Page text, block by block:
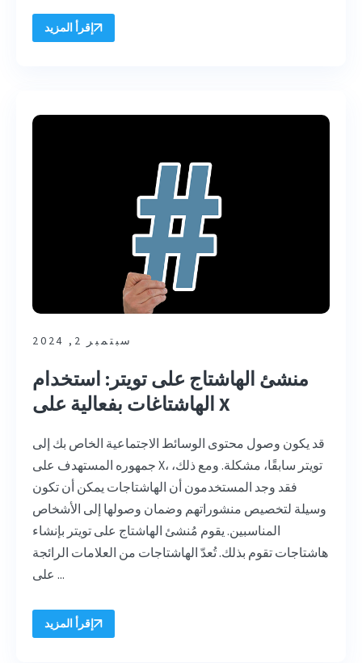
إقرأ المزيد
سبتمبر 2, 2024
منشئ الهاشتاج على تويتر: استخدام
الهاشتاغات بفعالية على X
قد يكون وصول محتوى الوسائط الاجتماعية الخاص بك إلى
جمهوره المستهدف على X، تويتر سابقًا، مشكلة. ومع ذلك،
فقد وجد المستخدمون أن الهاشتاجات يمكن أن تكون
وسيلة لتخصيص منشوراتهم وضمان وصولها إلى الأشخاص
المناسبين. يقوم مُنشئ الهاشتاج على تويتر بإنشاء
هاشتاجات تقوم بذلك. تُعدّ الهاشتاجات من العلامات الرائجة
على ...
إقرأ المزيد